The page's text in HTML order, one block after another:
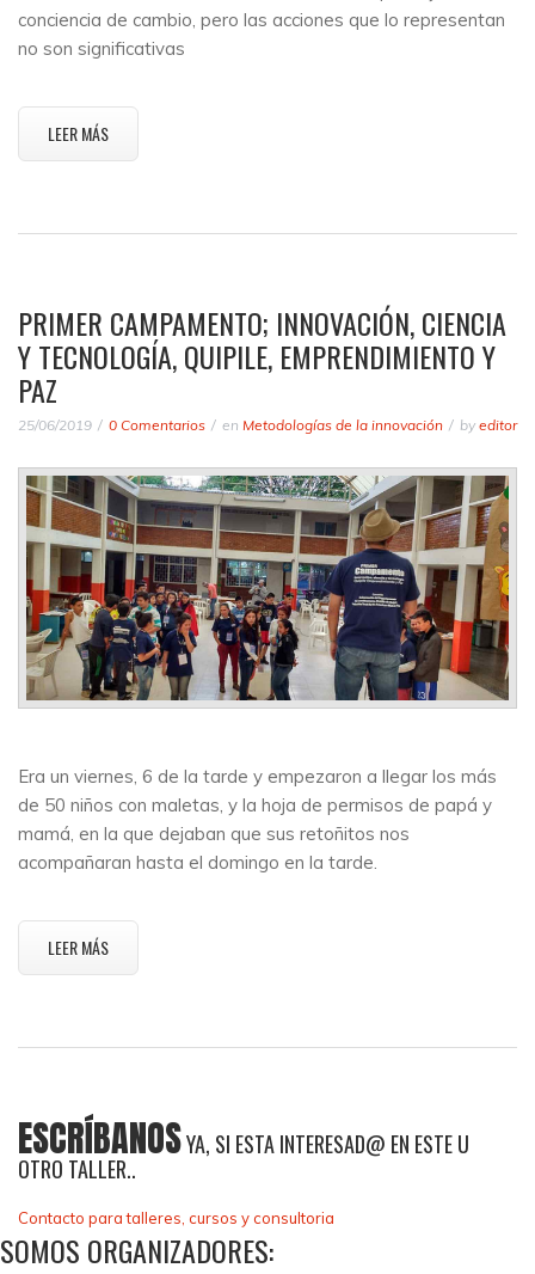
conciencia de cambio, pero las acciones que lo representan
no son significativas
LEER MÁS
PRIMER CAMPAMENTO; INNOVACIÓN, CIENCIA
Y TECNOLOGÍA, QUIPILE, EMPRENDIMIENTO Y
PAZ
25/06/2019 0 Comentarios en Metodologías de la innovación by editor
Era un viernes, 6 de la tarde y empezaron a llegar los más
de 50 niños con maletas, y la hoja de permisos de papá y
mamá, en la que dejaban que sus retoñitos nos
acompañaran hasta el domingo en la tarde.
LEER MÁS
ESCRÍBANOSYA, SI ESTA INTERESAD@ EN ESTE U
OTRO TALLER..
Contacto para talleres, cursos y consultoria
SOMOS ORGANIZADORES: